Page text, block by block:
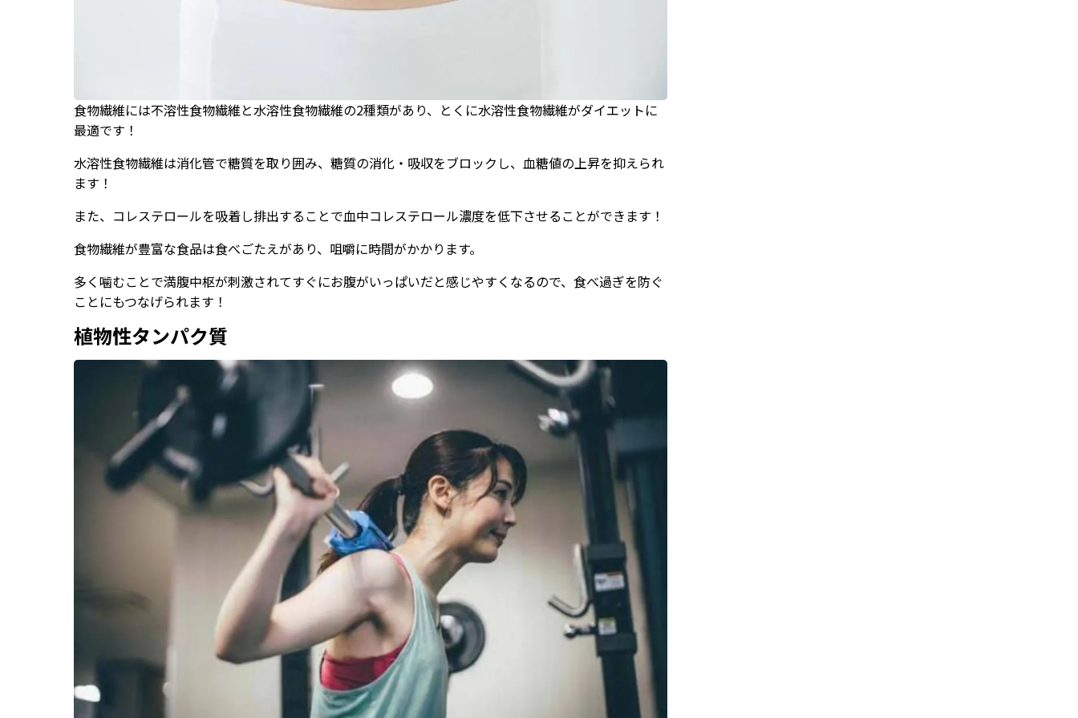
食物繊維には不溶性食物繊維と水溶性食物繊維の2種類があり、とくに水溶性食物繊維がダイエットに
最適です！
水溶性食物繊維は消化管で糖質を取り囲み、糖質の消化・吸収をブロックし、血糖値の上昇を抑えられ
ます！
また、コレステロールを吸着し排出することで血中コレステロール濃度を低下させることができます！
食物繊維が豊富な食品は食べごたえがあり、咀嚼に時間がかかります。
多く噛むことで満腹中枢が刺激されてすぐにお腹がいっぱいだと感じやすくなるので、食べ過ぎを防ぐ
ことにもつなげられます！
植物性タンパク質